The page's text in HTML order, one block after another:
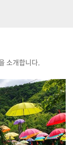
소개합니다.